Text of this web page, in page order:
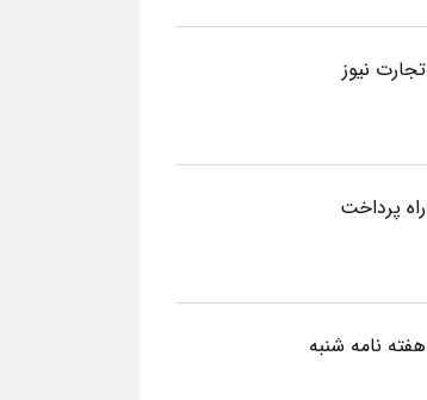
تجارت نیوز
راه پرداخت
هفته نامه شنبه